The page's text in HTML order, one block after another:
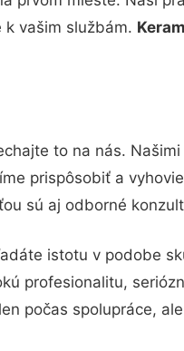
vašim službám.
to na nás.
prispôsobiť a
sú aj odborné
istotu v podobe
profesionalitu,
počas spolupráce,